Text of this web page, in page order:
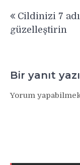
gezinmesi
Cildinizi 7
güzelleştirin
Bir yanıt
Yorum